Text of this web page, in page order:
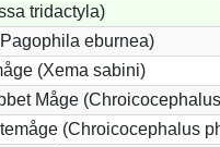
tridactyla)
eburnea)
(Xema sabini)
Måge
(Chroicocephalus